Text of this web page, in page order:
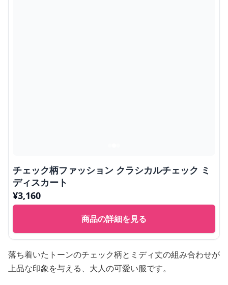
チェック柄ファッション クラシカルチェック ミ
ディスカート
¥3,160
商品の詳細を見る
落ち着いたトーンのチェック柄とミディ丈の組み合わせが
上品な印象を与える、大人の可愛い服です。